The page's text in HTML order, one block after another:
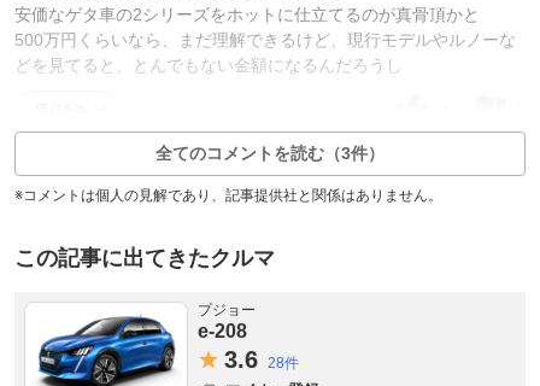
安価なゲタ車の2シリーズをホットに仕立てるのが真骨頂かと
500万円くらいなら、まだ理解できるけど、現行モデルやルノーな
どを見てると、とんでもない金額になるんだろうし
全てのコメントを読む（3件）
※コメントは個人の見解であり、記事提供社と関係はありません。
この記事に出てきたクルマ
プジョー
e-208
3.6 28件